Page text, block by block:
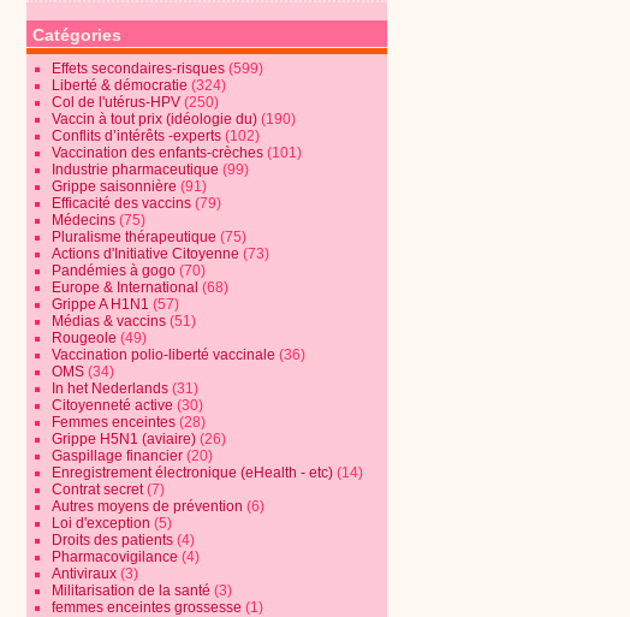
Catégories
Effets secondaires-risques (599)
Liberté & démocratie (324)
Col de l'utérus-HPV (250)
Vaccin à tout prix (idéologie du) (190)
Conflits d’intérêts -experts (102)
Vaccination des enfants-crèches (101)
Industrie pharmaceutique (99)
Grippe saisonnière (91)
Efficacité des vaccins (79)
Médecins (75)
Pluralisme thérapeutique (75)
Actions d'Initiative Citoyenne (73)
Pandémies à gogo (70)
Europe & International (68)
Grippe A H1N1 (57)
Médias & vaccins (51)
Rougeole (49)
Vaccination polio-liberté vaccinale (36)
OMS (34)
In het Nederlands (31)
Citoyenneté active (30)
Femmes enceintes (28)
Grippe H5N1 (aviaire) (26)
Gaspillage financier (20)
Enregistrement électronique (eHealth - etc) (14)
Contrat secret(7)
Autres moyens de prévention (6)
Loi d'exception (5)
Droits des patients (4)
Pharmacovigilance (4)
Antiviraux (3)
Militarisation de la santé (3)
femmes enceintes grossesse (1)